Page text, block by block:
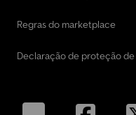
Regras do marketplace
Declaração de proteção